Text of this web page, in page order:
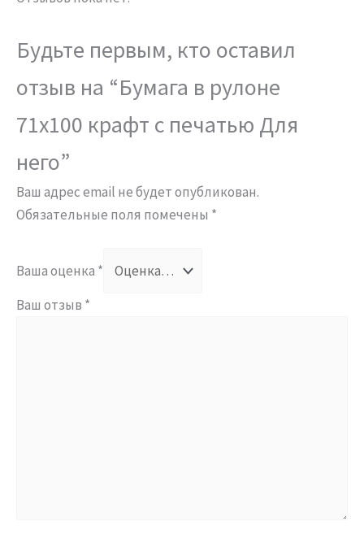
Будьте первым, кто оставил
отзыв на “Бумага в рулоне
71х100 крафт с печатью Для
него”
Ваш адрес email не будет опубликован.
Обязательные поля помечены *
Ваша оценка *
Ваш отзыв *